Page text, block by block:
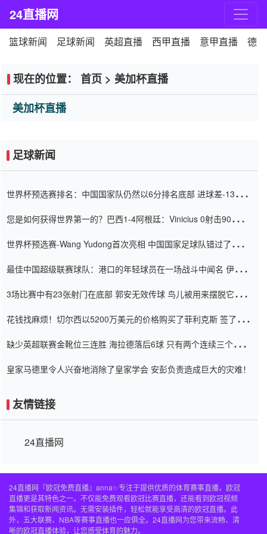
24直播网
篮球新闻 足球新闻 英超直播 西甲直播 意甲直播 德
现在的位置： 首页 > 美加杯直播
美加杯直播
足球新闻
世界杯预选赛排名：中国国家队仍然以6分排名底部 进球差-13令人
您是如何获得世界第一的？巴西1-4阿根廷：Vinicius 0射击90分钟
世界杯预选赛-Wang Yudong首次亮相 中国国家足球队错过了世界
最佳中国超级联赛球队：港口的年轻球员在一场战斗中闻名 伊万放
3场比赛中有23张射门在底部 郭安无效传球 鸟儿被用来摆脱它
花钱找麻烦！切尔西以5200万美元的价格购买了菲利克斯 签了7年
缺少英超联赛金靴位三连胜 海拉德落后6球 只有两个连续三个连续
皇家马德里令人兴奋地消除了皇家学会 安彭负责造成巨大的灾难！
友情链接
24直播网
24直播网『欧冠免费直播』anna✨专注于提供优质的体育赛事直播，欧冠
直播更是其特色之一。不仅能免费观看欧冠比赛直播，还能看到欧冠视频
集锦和获取新闻资讯。无需安装插件，轻松就能享受高清的欧冠直播。此
外，五大联赛、NBA等赛事直播也一应俱全。24直播网为您带来流畅、清
晰的欧冠直播体验，让您感受体育的魅力。